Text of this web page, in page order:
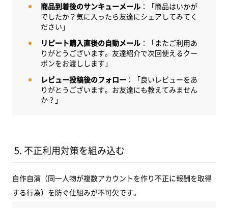
商品到着後のサンキューメール ：「商品はいかが
でしたか？気に入ったら友達にシェアしてみてく
ださい」
リピート購入直後の自動メール ：「またご利用あ
りがとうございます。友達紹介で次回使えるクー
ポンをお渡しします」
レビュー投稿後のフォロー ：「良いレビューをあ
りがとうございます。お友達にも教えてみません
か？」
5. 不正利用対策を組み込む
自作自演（同一人物が複数アカウントを作り不正に報酬を取得
する行為）を防ぐ仕組みが不可欠です。